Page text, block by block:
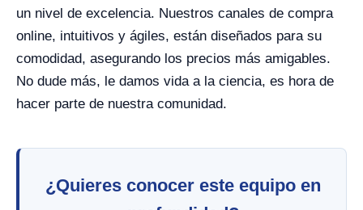
un nivel de excelencia. Nuestros canales de compra
online, intuitivos y ágiles, están diseñados para su
comodidad, asegurando los precios más amigables.
No dude más, le damos vida a la ciencia, es hora de
hacer parte de nuestra comunidad.
¿Quieres conocer este equipo en